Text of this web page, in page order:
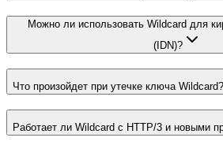
Можно ли использовать Wildcard для
(IDN)?
Что произойдет при утечке ключа Wildcard?
Работает ли Wildcard с HTTP/3 и новыми